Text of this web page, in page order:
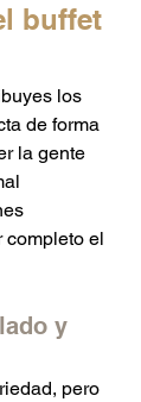
buffet
los
de forma
la gente
completo el
y
pero